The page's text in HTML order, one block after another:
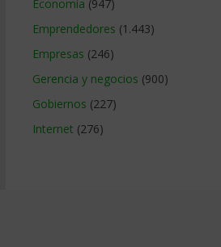
Economía (947)
Emprendedores (1.443)
Empresas (246)
Gerencia y negocios (900)
Gobiernos (227)
Internet (276)